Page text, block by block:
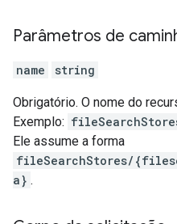
Parâmetros de
name string
Obrigatório. O nome do
Exemplo:
Ele assume a forma
fileSearchStores/
a} .